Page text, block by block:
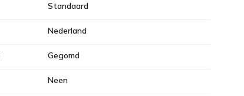
Standaard
Nederland
Gegomd
Neen